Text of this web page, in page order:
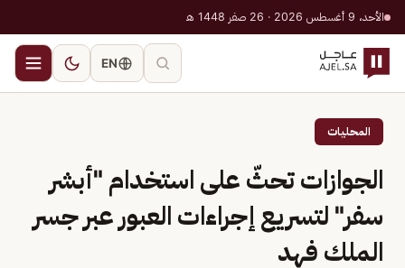
الأحد، 9 أغسطس 2026 · 26 صفر 1448 هـ
EN
المحليات
الجوازات تحثّ على استخدام "أبشر
سفر" لتسريع إجراءات العبور عبر جسر
الملك فهد